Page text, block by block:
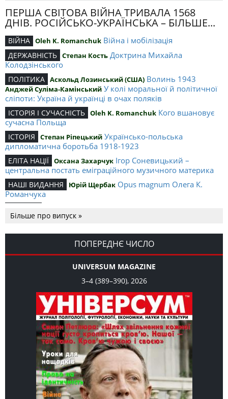
ПЕРША СВІТОВА ВІЙНА ТРИВАЛА 1568
ДНІВ. РОСІЙСЬКО-УКРАЇНСЬКА – БІЛЬШЕ...
ВІЙНА Oleh K. Romanchuk Війна і мобілізація
ДЕРЖАВНІСТЬ Степан Кость Доктрина Михайла
Колодзінського
ПОЛІТИКА Аскольд Лозинський (США) Волинь 1943
Анджей Суліма-Камінський У колі моральної й політичної
сліпоти: Україна й українці в очах поляків
ІСТОРІЯ І СУЧАСНІСТЬ Oleh K. Romanchuk Кого вшановує
сучасна Польща
ІСТОРІЯ Степан Ріпецький Українсько-польська
дипломатична боротьба 1918-1923
ЕЛІТА НАЦІЇ Оксана Захарчук Ігор Соневицький –
центральна постать еміграційного музичного материка
НАШІ ВИДАННЯ Юрій Щербак Opus magnum Олега К.
Романчука
Романчука
Editorial Oleh K. Romanchuk Журавель і синиця як
уособлення української політстратегії й тактики
Більше про випуск »
ПОПЕРЕДНЄ ЧИСЛО
UNIVERSUM MAGAZINE
3–4 (389–390), 2026